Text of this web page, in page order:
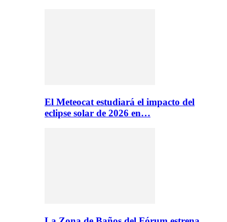
El Meteocat estudiará el impacto del
eclipse solar de 2026 en…